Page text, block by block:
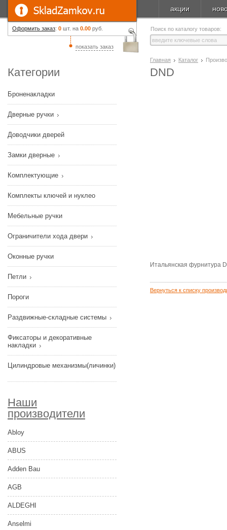
Оформить заказ: 0 шт. на 0.00 руб.
показать заказ
акции
Поиск по каталогу товаров:
Категории
Броненакладки
Дверные ручки
Доводчики дверей
Замки дверные
Комплектующие
Комплекты ключей и нуклео
Мебельные ручки
Ограничители хода двери
Оконные ручки
Петли
Пороги
Раздвижные-складные системы
Фиксаторы и декоративные
накладки
Цилиндровые механизмы(личинки)
Наши
производители
Abloy
ABUS
Adden Bau
AGB
ALDEGHI
Anselmi
Главная Каталог
DND
Итальянская фурнитура
Вернуться к списку